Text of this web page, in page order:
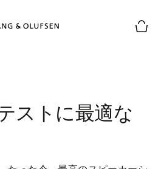
ストに最適な